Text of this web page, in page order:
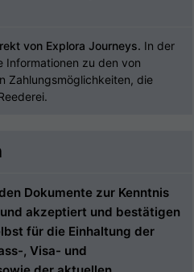
von Explora Journeys. In der
Informationen zu den von
Zahlungsmöglichkeiten, die
Dokumente zur Kenntnis
akzeptiert und bestätigen
für die Einhaltung der
, Visa- und